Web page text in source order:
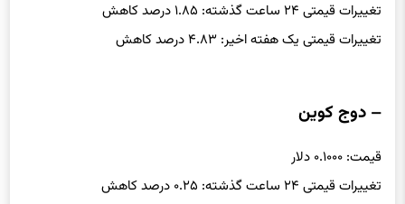
تغییرات قیمتی ۲۴ ساعت گذشته: ۱.۸۵ درصد کاهش
تغییرات قیمتی یک هفته اخیر: ۴.۸۳ درصد کاهش
– دوج کوین
قیمت: ۰.۱۰۰۰ دلار
تغییرات قیمتی ۲۴ ساعت گذشته: ۰.۲۵ درصد کاهش